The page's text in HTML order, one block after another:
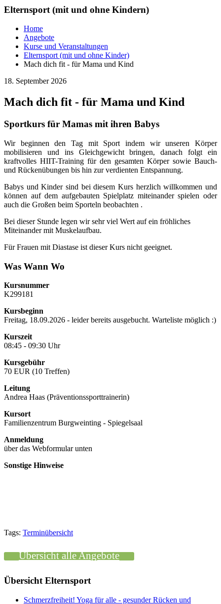
Elternsport (mit und ohne Kindern)
Home
Angebote
Kurse und Veranstaltungen
Elternsport (mit und ohne Kinder)
Mach dich fit - für Mama und Kind
18. September 2026
Mach dich fit - für Mama und Kind
Sportkurs für Mamas mit ihren Babys
Wir beginnen den Tag mit Sport indem wir unseren Körper
mobilisieren und ins Gleichgewicht bringen, danach folgt ein
kraftvolles HIIT-Training für den gesamten Körper sowie Bauch-
und Rückenübungen bis hin zur verdienten Entspannung.
Babys und Kinder sind bei diesem Kurs herzlich willkommen und
können auf dem aufgebauten Spielplatz miteinander spielen oder
auch die Großen beim Sporteln beobachten .
Bei dieser Stunde legen wir sehr viel Wert auf ein fröhliches
Miteinander mit Muskelaufbau.
Für Frauen mit Diastase ist dieser Kurs nicht geeignet.
Was Wann Wo
Kursnummer
K299181
Kursbeginn
Freitag, 18.09.2026 - leider bereits ausgebucht. Warteliste möglich :)
Kurszeit
08:45 - 09:30 Uhr
Kursgebühr
70 EUR (10 Treffen)
Leitung
Andrea Haas (Präventionssporttrainerin)
Kursort
Familienzentrum Burgweinting - Spiegelsaal
Anmeldung
über das Webformular unten
Sonstige Hinweise
Tags: Terminübersicht
Übersicht alle Angebote
Übersicht Elternsport
Schmerzfreiheit! Yoga für alle - gesunder Rücken und